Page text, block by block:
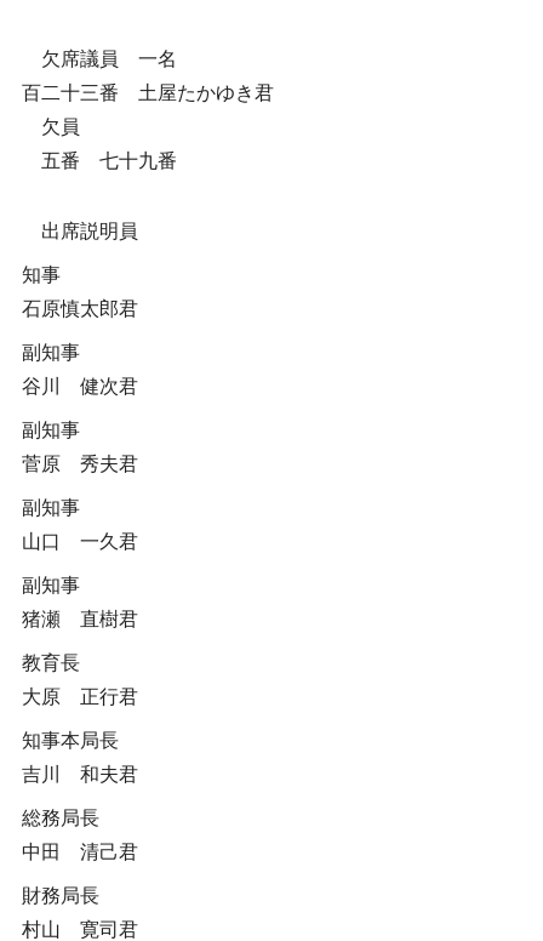
欠席議員 一名
百二十三番 土屋たかゆき君
欠員
五番 七十九番
出席説明員
知事
石原慎太郎君
副知事
谷川 健次君
副知事
菅原 秀夫君
副知事
山口 一久君
副知事
猪瀬 直樹君
教育長
大原 正行君
知事本局長
吉川 和夫君
総務局長
中田 清己君
財務局長
村山 寛司君